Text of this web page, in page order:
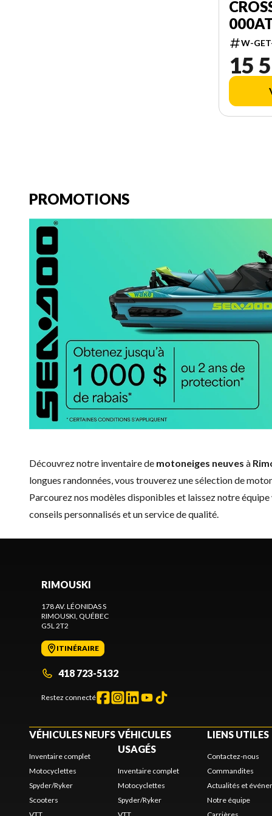
W-
15
PROMOTIONS
Découvrez notre inventaire de motoneiges neuves à
longues randonnées, vous trouverez une sélection de
Parcourez nos modèles disponibles et laissez notre
conseils personnalisés et un service de qualité.
RIMOUSKI
178 AV. LÉONIDAS S
RIMOUSKI , QUÉBEC
G5L 2T2
ITINÉRAIRE
418 723-5132
Restez connecté
VÉHICULES NEUFS
Inventaire complet
Motocyclettes
Spyder/Ryker
Scooters
VÉHICULES
USAGÉS
Inventaire complet
Motocyclettes
Spyder/Ryker
LIENS UTILES
Contactez-nous
Commandites
Actualités et
Notre équipe